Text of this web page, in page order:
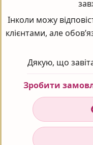
Часті
АНТИВІКОВИЙ
STARTING LOTION
Інколи можу
клієнтами, але
Дякую, що
Зробити